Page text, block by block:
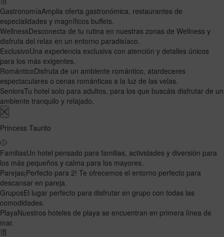
GastronomíaAmplia oferta gastronómica, restaurantes de
especialidades y magníficos buffets.
WellnessDesconecta de tu rutina en nuestras zonas de Wellness y
disfruta del relax en un entorno paradisíaco.
ExclusivoUna experiencia exclusiva con atención y detalles únicos
para los más exigentes.
RománticoDisfruta de un ambiente romántico, atardeceres
espectaculares o cenas románticas a la luz de las velas.
SeniorsTu hotel solo para adultos, para los que buscáis disfrutar de un
ambiente tranquilo y relajado.
Princess Taurito
FamiliasUn hotel pensado para familias, actividades y diversión para
los más pequeños y calma para los mayores.
Parejas¡Perfecto para 2! Te ofrecemos el entorno perfecto para
descansar en pareja.
GruposEl lugar perfecto para disfrutar en grupo con todas las
comodidades.
PlayaNuestros hoteles de playa se encuentran en primera línea de
mar.